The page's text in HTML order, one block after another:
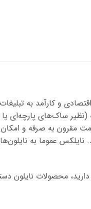
و کارآمد به تبلیغات
ساک‌های پارچه‌ای
مقرون به صرفه و امکان
عموما به
محصولات نایلون